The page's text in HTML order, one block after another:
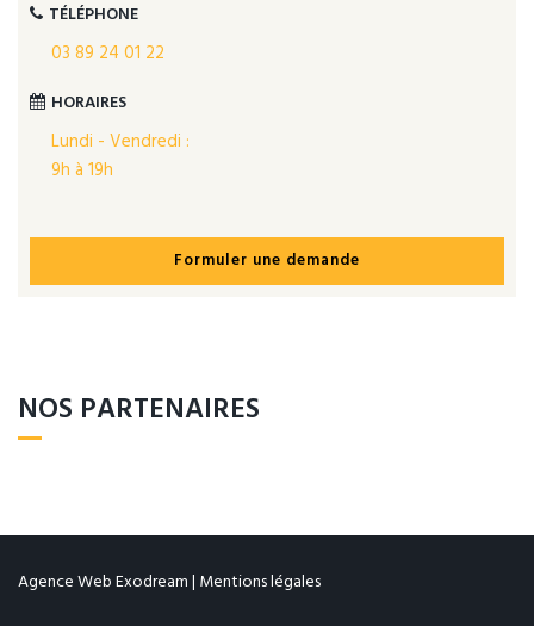
TÉLÉPHONE
03 89 24 01 22
HORAIRES
Lundi - Vendredi :
9h à 19h
Formuler une demande
NOS PARTENAIRES
Agence Web Exodream| Mentions légales